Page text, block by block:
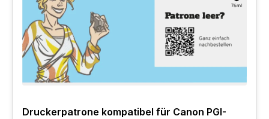
Druckerpatrone kompatibel für Canon PGI-